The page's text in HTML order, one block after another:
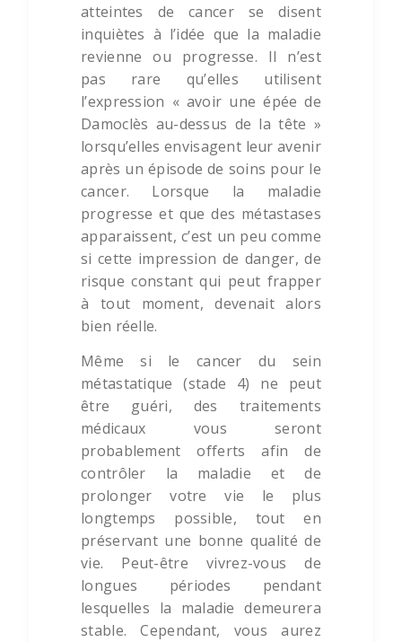
atteintes de cancer se disent
inquiètes à l’idée que la maladie
revienne ou progresse. Il n’est
pas rare qu’elles utilisent
l’expression « avoir une épée de
Damoclès au-dessus de la tête »
lorsqu’elles envisagent leur avenir
après un épisode de soins pour le
cancer. Lorsque la maladie
progresse et que des métastases
apparaissent, c’est un peu comme
si cette impression de danger, de
risque constant qui peut frapper
à tout moment, devenait alors
bien réelle.
Même si le cancer du sein
métastatique (stade 4) ne peut
être guéri, des traitements
médicaux vous seront
probablement offerts afin de
contrôler la maladie et de
prolonger votre vie le plus
longtemps possible, tout en
préservant une bonne qualité de
vie. Peut-être vivrez-vous de
longues périodes pendant
lesquelles la maladie demeurera
stable. Cependant, vous aurez